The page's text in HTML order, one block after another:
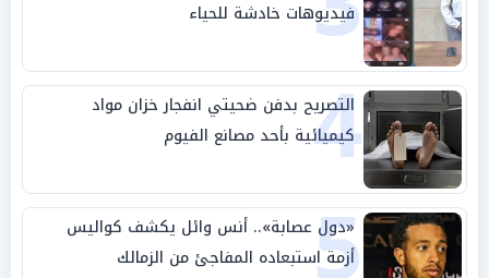
فيديوهات خادشة للحياء
4
التصريح بدفن ضحيتي انفجار خزان مواد
كيميائية بأحد مصانع الفيوم
«دول عصابة».. أنس وائل يكشف كواليس
أزمة استبعاده المفاجئ من الزمالك